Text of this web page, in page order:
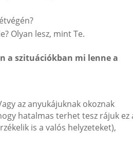
Olyan lesz, mint Te.
a szituációkban mi lenne a
az anyukájuknak okoznak
hatalmas terhet tesz rájuk ez
is a valós helyzeteket),